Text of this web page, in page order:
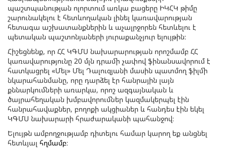
պաշտպանության ոլորտում առկա բացերը ԻԿՀԿ թիմը
շարունակելու է հետևողական լինել կառավարության
հետագա աշխատանքներին և աչալրջորեն հետևելու է
պետական պաշտոնյաների յուրաքանչյուր ելույթին։
Հիշեցնենք, որ ՀՀ ԿԳՄՍ նախարարության որոշմամբ ՀՀ
կառավարությունը 20 մլն դրամի չափով ֆինանսավորում է
հատկացրել «Մել» Մել Դալուզյանի մասին պատմող ֆիլմի
նկարահանմանը, որը դարձել էր հանրային լայն
քննարկումների առարկա, որոշ ազգայնական և
ծայրահեղական խմբավորումներ կազմակերպել էին
հանրահավաքներ, բողոքի ակցիաներ և հանդես էին եկել
ԿԳՄՍ նախարարի հրաժարականի պահանջով։
Ելույթն ամբողջությամբ դիտելու համար կարող եք անցնել
հետևյալ հղմամբ։